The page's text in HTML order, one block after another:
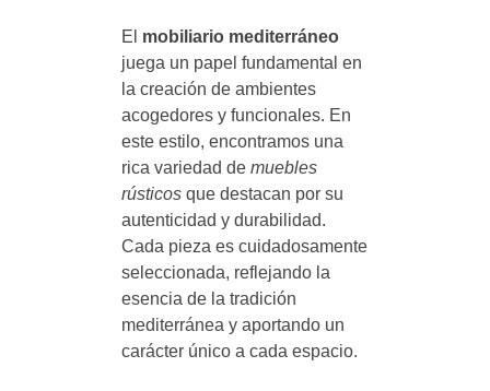
El mobiliario mediterráneo
juega un papel fundamental en
la creación de ambientes
acogedores y funcionales. En
este estilo, encontramos una
rica variedad de muebles
rústicosque destacan por su
autenticidad y durabilidad.
Cada pieza es cuidadosamente
seleccionada, reflejando la
esencia de la tradición
mediterránea y aportando un
carácter único a cada espacio.